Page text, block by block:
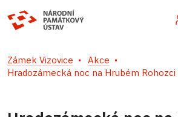
Zámek Vizovice
Akce
Hradozámecká noc na Hrubém Rohozci